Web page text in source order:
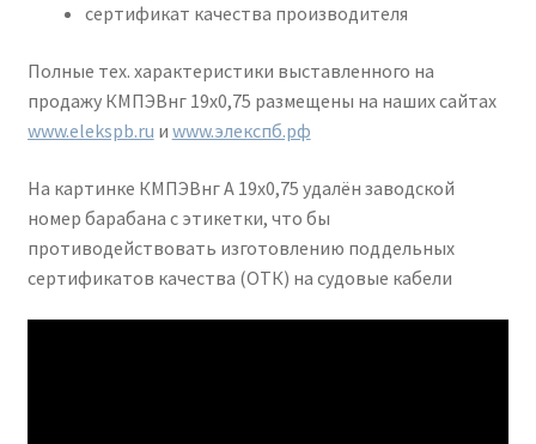
сертификат качества производителя
Полные тех. характеристики выставленного на
продажу КМПЭВнг 19х0,75 размещены на наших сайтах
www.elekspb.ru и www.элекспб.рф
На картинке КМПЭВнг А 19х0,75 удалён заводской
номер барабана с этикетки, что бы
противодействовать изготовлению поддельных
сертификатов качества (ОТК) на судовые кабели